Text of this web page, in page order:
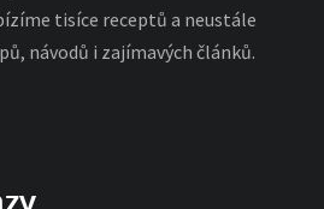
tisíce receptů a neustále
návodů i zajímavých článků.